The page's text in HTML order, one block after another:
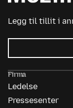
Legg til tillit i
Firma
Ledelse
Pressesenter